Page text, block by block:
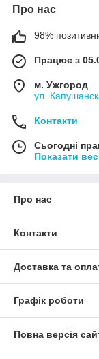
Про нас
98%
Працює з
м. Ужгород
ул.
Контакти
Сьогодні
Показати
Про нас
Контакти
Доставка та
Графік роботи
Повна версія